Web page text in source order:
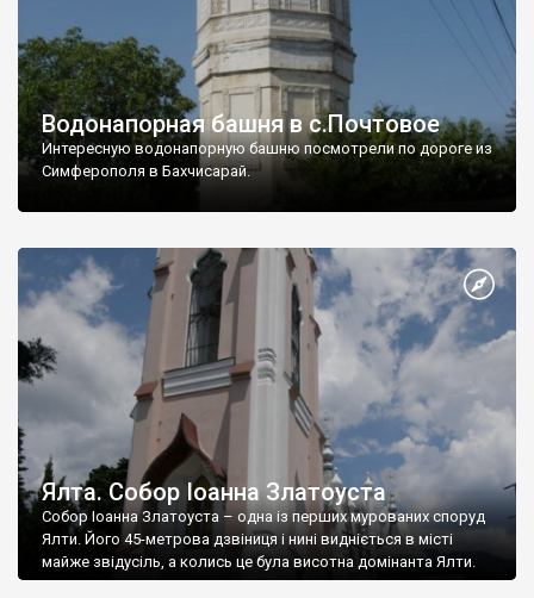
Водонапорная башня в с.Почтовое
Интересную водонапорную башню посмотрели по дороге из
Симферополя в Бахчисарай.
Ялта. Собор Іоанна Златоуста
Собор Іоанна Златоуста – одна із перших мурованих споруд
Ялти. Його 45-метрова дзвіниця і нині видніється в місті
майже звідусіль, а колись це була висотна домінанта Ялти.